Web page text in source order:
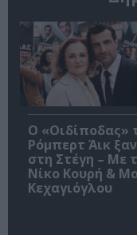
O «Οιδίποδας»
Ρόμπερτ Άικ
στη Στέγη – Με
Νίκο Κουρή &
Κεχαγιόγλου